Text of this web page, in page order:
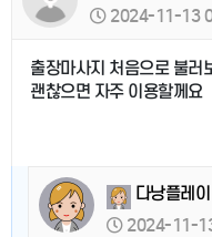
2024-11-13
출장마사지 처음으로 불러
괜찮으면 자주 이용할께요
다낭플레이
2024-11-